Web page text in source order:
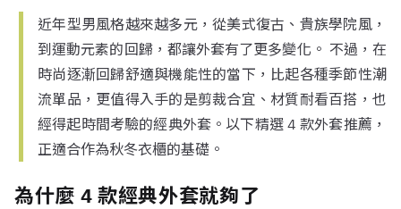
近年型男風格越來越多元，從美式復古、貴族學院風，
到運動元素的回歸，都讓外套有了更多變化。 不過，在
時尚逐漸回歸舒適與機能性的當下，比起各種季節性潮
流單品，更值得入手的是剪裁合宜、材質耐看百搭，也
經得起時間考驗的經典外套。以下精選 4 款外套推薦，
正適合作為秋冬衣櫃的基礎。
為什麼 4 款經典外套就夠了